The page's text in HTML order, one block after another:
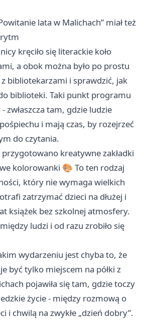
lata w Malichach” miał też
kręciło się literackie koło
a obok można było po prostu
bibliotekarzami i sprawdzić, jak
biblioteki. Taki punkt programu
zwłaszcza tam, gdzie ludzie
i mają czas, by rozejrzeć
do czytania.
przygotowano kreatywne zakładki
kolorowanki 🎨 To ten rodzaj
który nie wymaga wielkich
zatrzymać dzieci na dłużej i
książek bez szkolnej atmosfery.
ludzi i od razu zrobiło się
wydarzeniu jest chyba to, że
być tylko miejscem na półki z
pojawiła się tam, gdzie toczy
życie - między rozmową o
i chwilą na zwykłe „dzień dobry”.